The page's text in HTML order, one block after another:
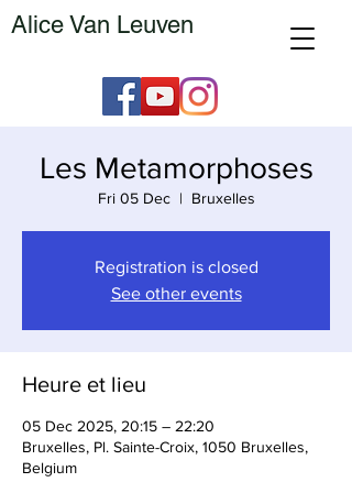
Alice Van Leuven
Les Metamorphoses
Fri 05 Dec
  |
Bruxelles
Registration is closed
See other events
Heure et lieu
05 Dec 2025, 20:15 – 22:20
Bruxelles, Pl. Sainte-Croix, 1050 Bruxelles,
Belgium